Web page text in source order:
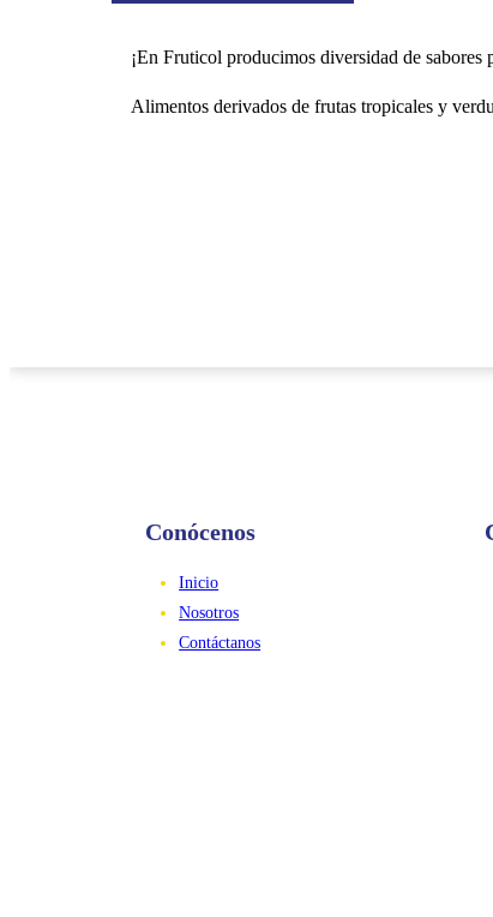
¡En Fruticol producimos diversidad de sabores
Alimentos derivados de frutas tropicales y
Conócenos
Inicio
Nosotros
Contáctanos